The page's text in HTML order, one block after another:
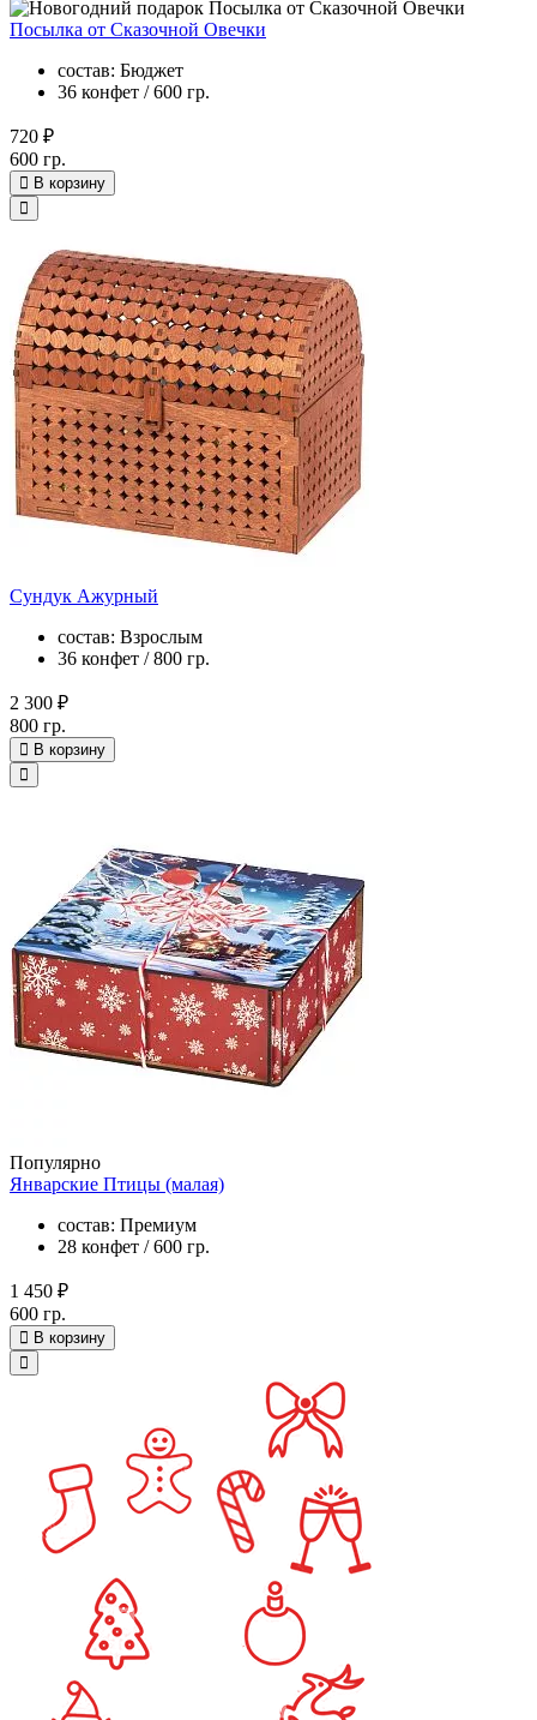
Посылка от Сказочной Овечки
состав: Бюджет
36 конфет / 600 гр.
720 ₽
600 гр.
В корзину
Сундук Ажурный
состав: Взрослым
36 конфет / 800 гр.
2 300 ₽
800 гр.
В корзину
Популярно
Январские Птицы (малая)
состав: Премиум
28 конфет / 600 гр.
1 450 ₽
600 гр.
В корзину